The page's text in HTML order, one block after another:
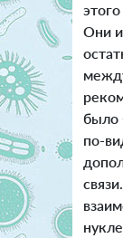
Они
было
по-